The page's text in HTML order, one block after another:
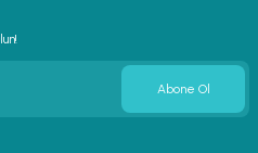
Abone Ol